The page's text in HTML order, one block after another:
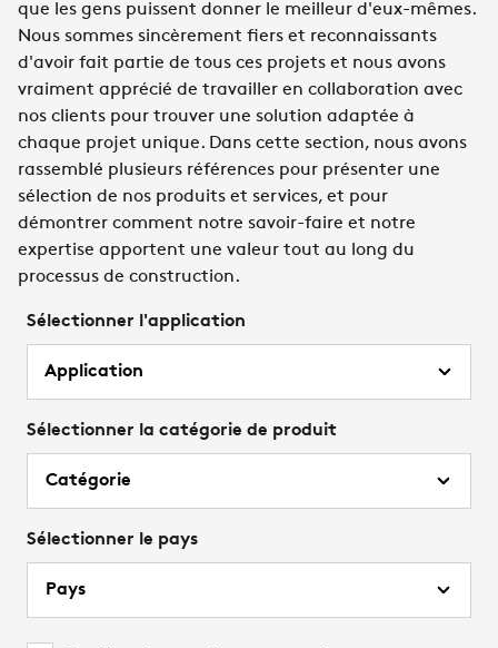
que les gens puissent donner le meilleur d'eux-mêmes.
Nous sommes sincèrement fiers et reconnaissants
d'avoir fait partie de tous ces projets et nous avons
vraiment apprécié de travailler en collaboration avec
nos clients pour trouver une solution adaptée à
chaque projet unique. Dans cette section, nous avons
rassemblé plusieurs références pour présenter une
sélection de nos produits et services, et pour
démontrer comment notre savoir-faire et notre
expertise apportent une valeur tout au long du
processus de construction.
Sélectionner l'application
Application
Sélectionner la catégorie de produit
Sélectionner le pays